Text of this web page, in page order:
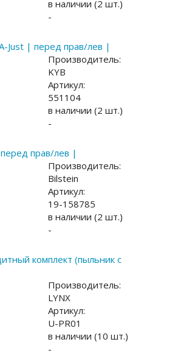
в наличии (2 шт.)
-
Just | перед прав/лев |
Производитель:
KYB
Артикул:
551104
в наличии (2 шт.)
-
прав/лев |
Производитель:
Bilstein
Артикул:
19-158785
в наличии (2 шт.)
-
комплект (пыльник с
Производитель:
LYNX
Артикул:
U-PR01
в наличии (10 шт.)
-